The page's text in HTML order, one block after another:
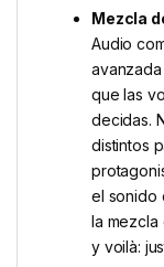
Mezcla
Audio
que las
decidas.
distintos
el sonido
la mezcla
y voilà: